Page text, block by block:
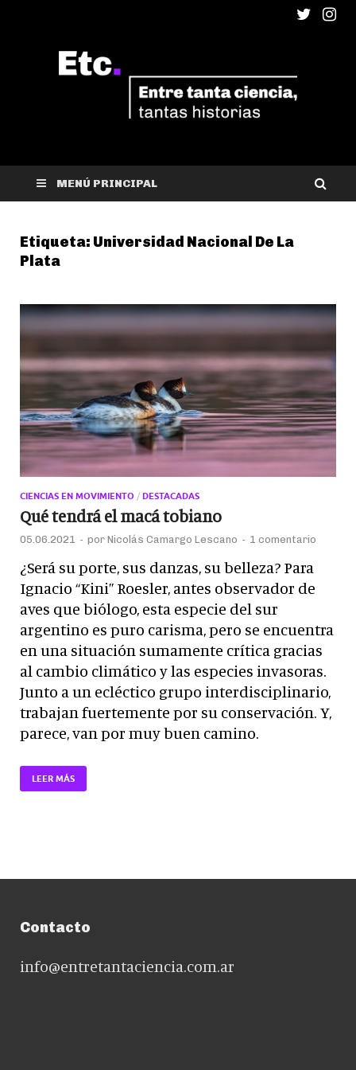
ETC
MENÚ PRINCIPAL
Etiqueta: Universidad Nacional De La
Plata
CIENCIAS EN MOVIMIENTO / DESTACADAS
Qué tendrá el macá tobiano
05.06.2021 - por Nicolás Camargo Lescano - 1 comentario
¿Será su porte, sus danzas, su belleza? Para
Ignacio “Kini” Roesler, antes observador de
aves que biólogo, esta especie del sur
argentino es puro carisma, pero se encuentra
en una situación sumamente crítica gracias
al cambio climático y las especies invasoras.
Junto a un ecléctico grupo interdisciplinario,
trabajan fuertemente por su conservación. Y,
parece, van por muy buen camino.
LEER MÁS
Contacto
info@entretantaciencia.com.ar